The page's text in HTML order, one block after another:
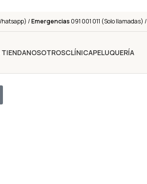
/Emergencias 091 001 011 (Solo llamadas) /
TIENDANOSOTROSCLÍNICAPELUQUERÍA